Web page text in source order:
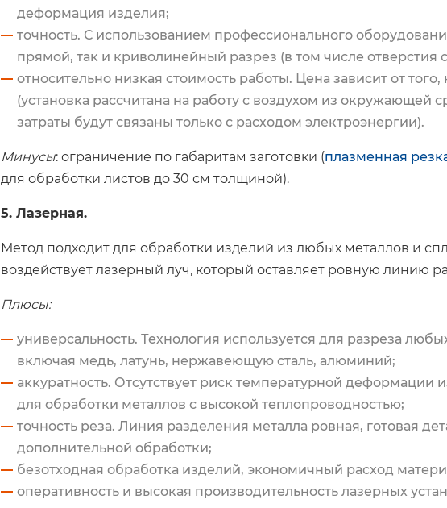
деформация изделия;
точность. С использованием профессионального
прямой, так и криволинейный разрез (в том числе
относительно низкая стоимость работы. Цена зависит от того,
(установка рассчитана на работу с воздухом из окружающей
затраты будут связаны только с расходом электроэнергии).
Минусы: ограничение по габаритам заготовки (плазменная
для обработки листов до 30 см толщиной).
5. Лазерная.
Метод подходит для обработки изделий из любых металлов и
воздействует лазерный луч, который оставляет ровную линию
Плюсы:
универсальность. Технология используется для разреза
включая медь, латунь, нержавеющую сталь, алюминий;
аккуратность. Отсутствует риск температурной деформации
для обработки металлов с высокой теплопроводностью;
точность реза. Линия разделения металла ровная, готовая
дополнительной обработки;
безотходная обработка изделий, экономичный расход
оперативность и высокая производительность лазерных